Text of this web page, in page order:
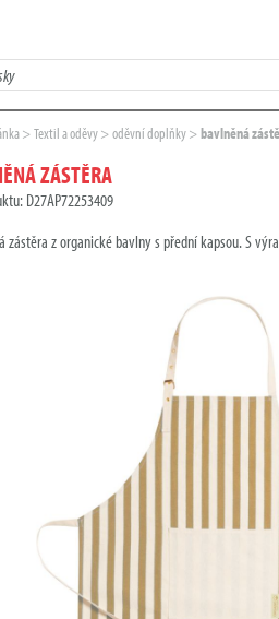
Textil a oděvy oděvní doplňky bavlněná
ZÁSTĚRA
D27AP72253409
zástěra z organické bavlny s přední kapsou. S